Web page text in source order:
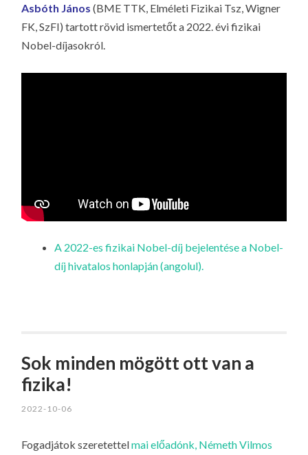
Asbóth János (BME TTK, Elméleti Fizikai Tsz, Wigner
FK, SzFI) tartott rövid ismertetőt a 2022. évi fizikai
Nobel-díjasokról.
A 2022-es fizikai Nobel-díj bejelentése a Nobel-
díj hivatalos honlapján (angolul).
Sok minden mögött ott van a
fizika!
2022-10-06
Fogadjátok szeretettelmai előadónk, Németh Vilmos